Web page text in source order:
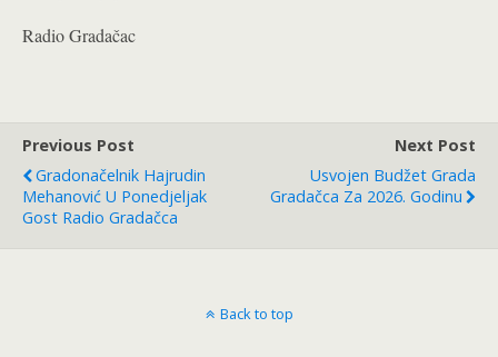
Radio Gradačac
Previous Post
Gradonačelnik Hajrudin
Mehanović U Ponedjeljak
Gost Radio Gradačca
Next Post
Usvojen Budžet Grada
Gradačca Za 2026. Godinu
Back to top